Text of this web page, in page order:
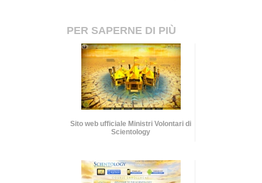
PER SAPERNE DI PIÙ
Sito web ufficiale Ministri Volontari di
Scientology